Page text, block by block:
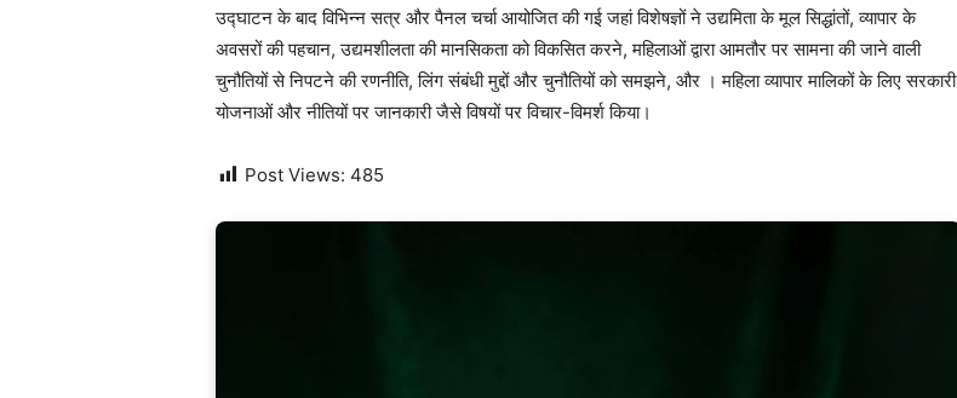
उद्घाटन के बाद विभिन्न सत्र और पैनल चर्चा आयोजित की गई जहां विशेषज्ञों ने उद्यमिता के मूल सिद्धांतों, व्यापार के
अवसरों की पहचान, उद्यमशीलता की मानसिकता को विकसित करने, महिलाओं द्वारा आमतौर पर सामना की जाने वाली
चुनौतियों से निपटने की रणनीति, लिंग संबंधी मुद्दों और चुनौतियों को समझने, और । महिला व्यापार मालिकों के लिए सरकारी
योजनाओं और नीतियों पर जानकारी जैसे विषयों पर विचार-विमर्श किया।
Post Views: 485